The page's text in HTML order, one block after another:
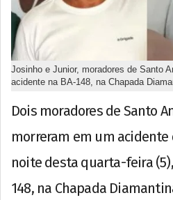
Josinho e Junior, moradores de Santo
acidente na BA-148, na Chapada
Dois moradores de Santo
morreram em um acidente
noite desta quarta-feira
148, na Chapada